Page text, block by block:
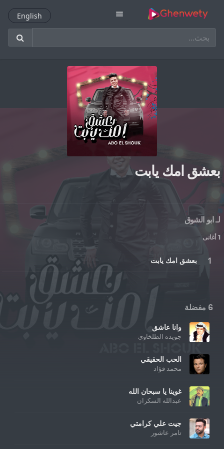
menu
English English
بعشق امك يابت
لـ ابو الشوق
1 أغانى
بعشق امك يابت
6 مفضلة
وانا عاشق
جويده الطلخاوي
الحب الحقيقي
محمد فؤاد
غوينا يا سبحان الله
عبدالله السكران
جيت علي كرامتي
تامر عاشور